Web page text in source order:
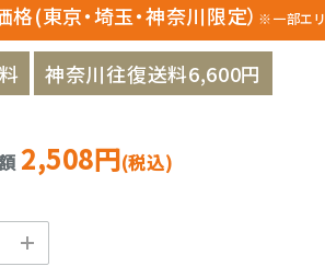
格(東京・埼玉・神奈川限定） ※一部エリ
神奈川往復送料6,600円
2,508円(税込)